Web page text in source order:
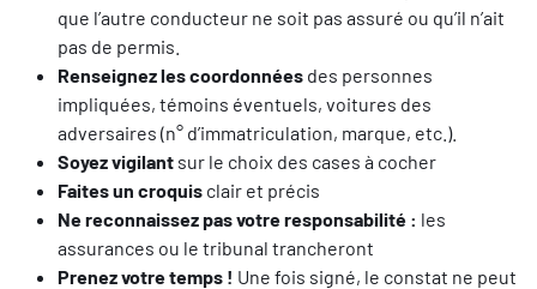
que l’autre conducteur ne soit pas assuré ou qu’il n’ait
pas de permis.
Renseignez les coordonnées des personnes
impliquées, témoins éventuels, voitures des
adversaires (n° d’immatriculation, marque, etc.).
Soyez vigilant sur le choix des cases à cocher
Faites un croquis clair et précis
Ne reconnaissez pas votre responsabilité : les
assurances ou le tribunal trancheront
Prenez votre temps ! Une fois signé, le constat ne peut